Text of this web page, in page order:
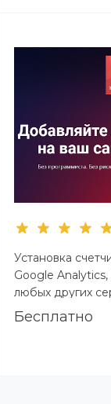
Установка
Google
любых других
Бесплатно